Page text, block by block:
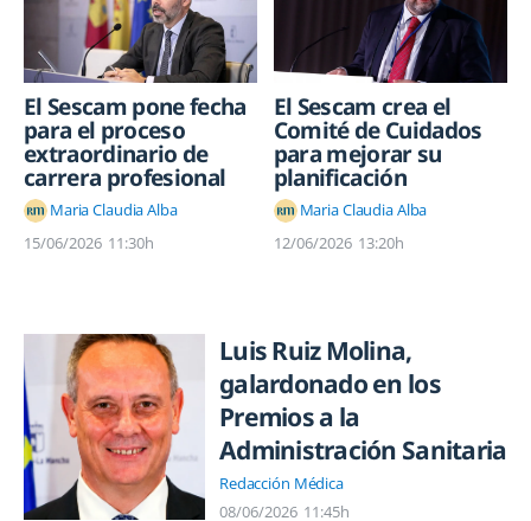
El Sescam pone fecha
para el proceso
extraordinario de
carrera profesional
Maria Claudia Alba
15/06/2026 11:30h
El Sescam crea el
Comité de Cuidados
para mejorar su
planificación
Maria Claudia Alba
12/06/2026 13:20h
Luis Ruiz Molina,
galardonado en los
Premios a la
Administración Sanitaria
Redacción Médica
08/06/2026 11:45h